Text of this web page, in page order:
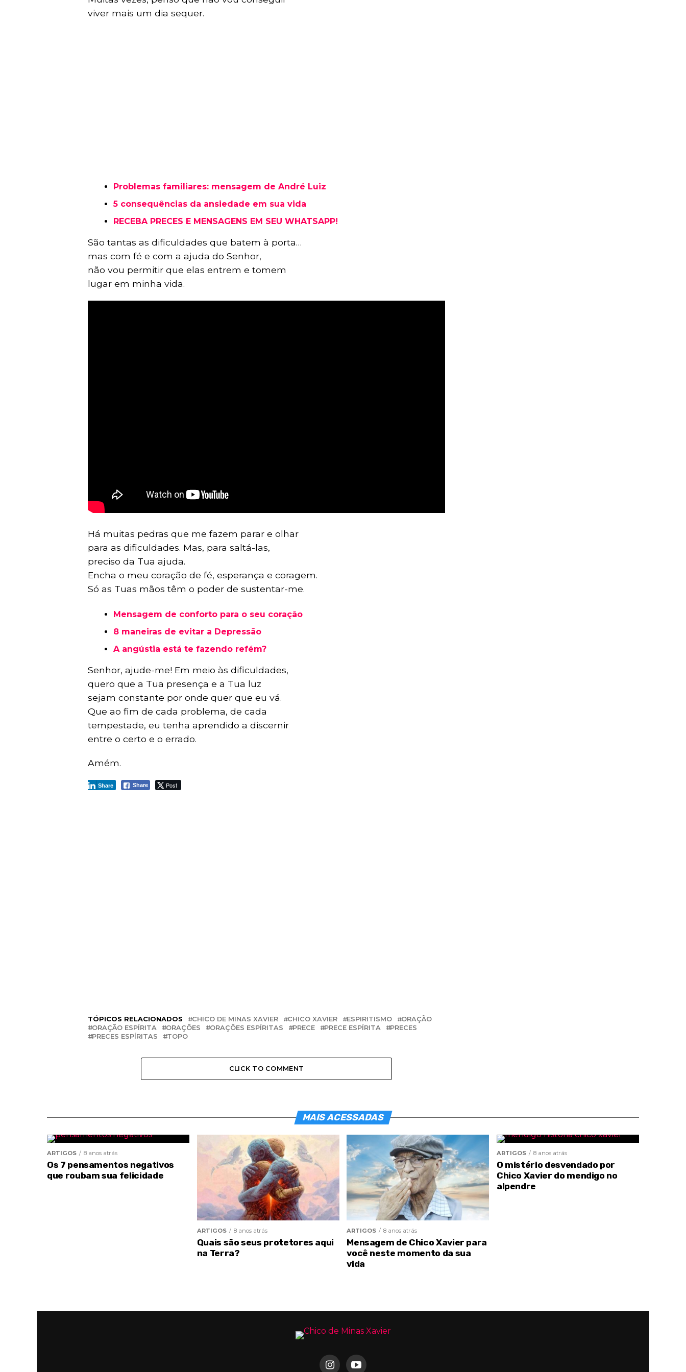
viver mais um dia sequer.
Problemas familiares: mensagem de André Luiz
5 consequências da ansiedade em sua vida
RECEBA PRECES E MENSAGENS EM SEU WHATSAPP!
São tantas as dificuldades que batem à porta…
mas com fé e com a ajuda do Senhor,
não vou permitir que elas entrem e tomem
lugar em minha vida.
Há muitas pedras que me fazem parar e olhar
para as dificuldades. Mas, para saltá-las,
preciso da Tua ajuda.
Encha o meu coração de fé, esperança e coragem.
Só as Tuas mãos têm o poder de sustentar-me.
Mensagem de conforto para o seu coração
8 maneiras de evitar a Depressão
A angústia está te fazendo refém?
Senhor, ajude-me! Em meio às dificuldades,
quero que a Tua presença e a Tua luz
sejam constante por onde quer que eu vá.
Que ao fim de cada problema, de cada
tempestade, eu tenha aprendido a discernir
entre o certo e o errado.
Amém.
Share Post
Share
TÓPICOS RELACIONADOS CHICO DE MINAS XAVIER CHICO XAVIER ESPIRITISMO
ORAÇÃO
ORAÇÃO ESPÍRITA
ORAÇÕES ORAÇÕES ESPÍRITAS PRECE PRECE ESPÍRITA
PRECES
PRECES ESPÍRITAS
TOPO
CLICK TO COMMENT
MAIS ACESSADAS
ARTIGOS 8 anos atrás
Os 7 pensamentos negativos
que roubam sua felicidade
ARTIGOS 8 anos atrás
Quais são seus protetores aqui
na Terra?
ARTIGOS 8 anos atrás
Mensagem de Chico Xavier para
você neste momento da sua
vida
ARTIGOS 8 anos atrás
O mistério desvendado por
Chico Xavier do mendigo no
alpendre